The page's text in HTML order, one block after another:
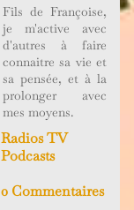
Fils de Françoise,
je m'active avec
d'autres à faire
connaitre sa vie et
sa pensée, et à la
prolonger avec
mes moyens.
Radios TV
Podcasts
0 Commentaires